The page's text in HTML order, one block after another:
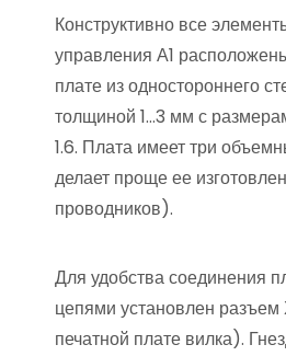
Конструктивно все
управления А1
плате из одностороннего
толщиной 1…3 мм с
1.6. Плата имеет три
делает проще ее
проводников).
Для удобства соединения
цепями установлен
печатной плате вилка).